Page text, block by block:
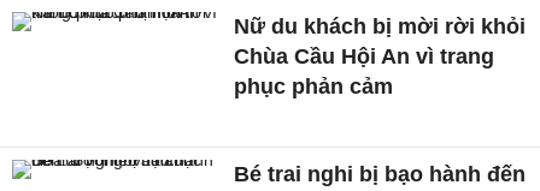
Nữ du khách bị mời rời khỏi
Chùa Cầu Hội An vì trang
phục phản cảm
Bé trai nghi bị bạo hành đến